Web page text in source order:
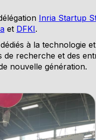
Inria Startup
et DFKI.
à la technologie
de recherche et des
nouvelle génération.